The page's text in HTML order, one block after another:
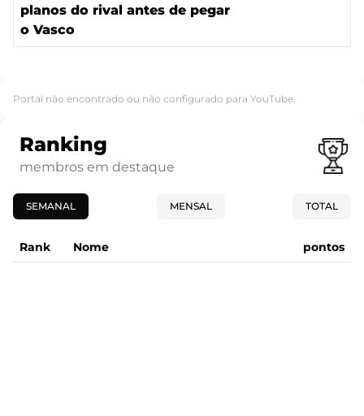
planos do rival antes de pegar
o Vasco
Portal não encontrado ou não configurado para YouTube.
Ranking
membros em destaque
SEMANAL MENSAL TOTAL
Rank Nome pontos